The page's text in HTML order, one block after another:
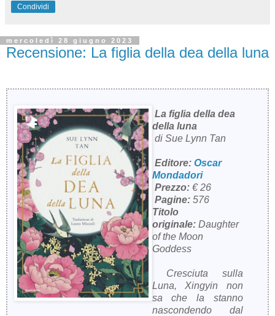
Condividi
mercoledì 28 giugno 2023
Recensione: La figlia della dea della luna
La figlia della dea
della luna
di Sue Lynn Tan
Editore: Oscar
Mondadori
Prezzo:€ 26
Pagine: 576
Titolo
originale: Daughter
of the Moon
Goddess
Cresciuta sulla
Luna, Xingyin non
sa che la stanno
nascondendo dal